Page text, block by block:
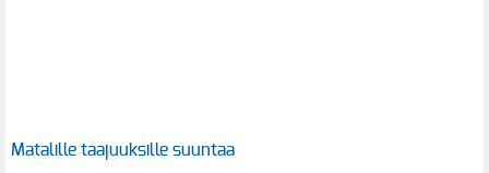
Matalille taajuuksille suuntaa